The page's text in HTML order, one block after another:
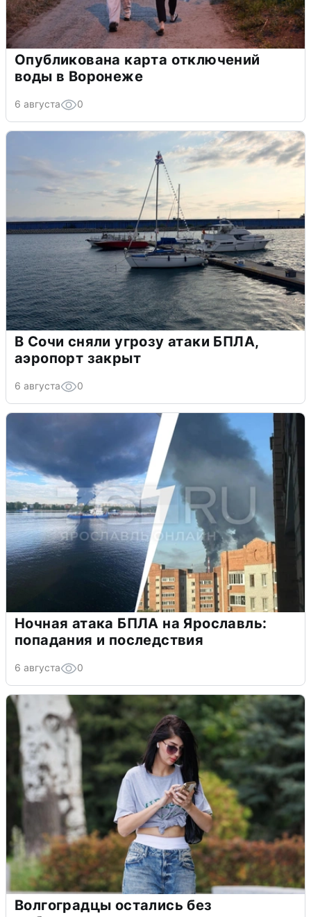
Опубликована карта отключений
воды в Воронеже
6 августа 0
В Сочи сняли угрозу атаки БПЛА,
аэропорт закрыт
6 августа 0
Ночная атака БПЛА на Ярославль:
попадания и последствия
6 августа 0
Волгоградцы остались без